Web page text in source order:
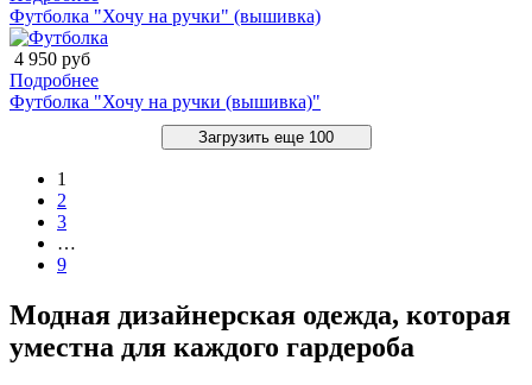
Футболка "Хочу на ручки" (вышивка)
4 950 руб
Подробнее
Футболка "Хочу на ручки (вышивка)"
Загрузить еще 100
1
2
3
…
9
Модная дизайнерская одежда, которая
уместна для каждого гардероба